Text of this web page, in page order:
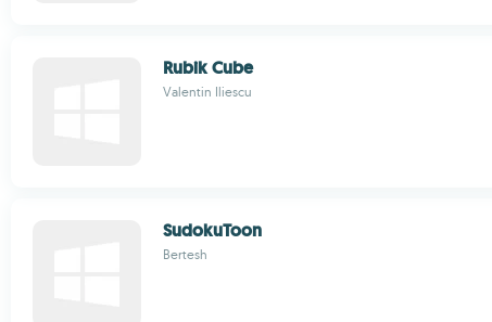
Rubik Cube
Valentin Iliescu
SudokuToon
Bertesh